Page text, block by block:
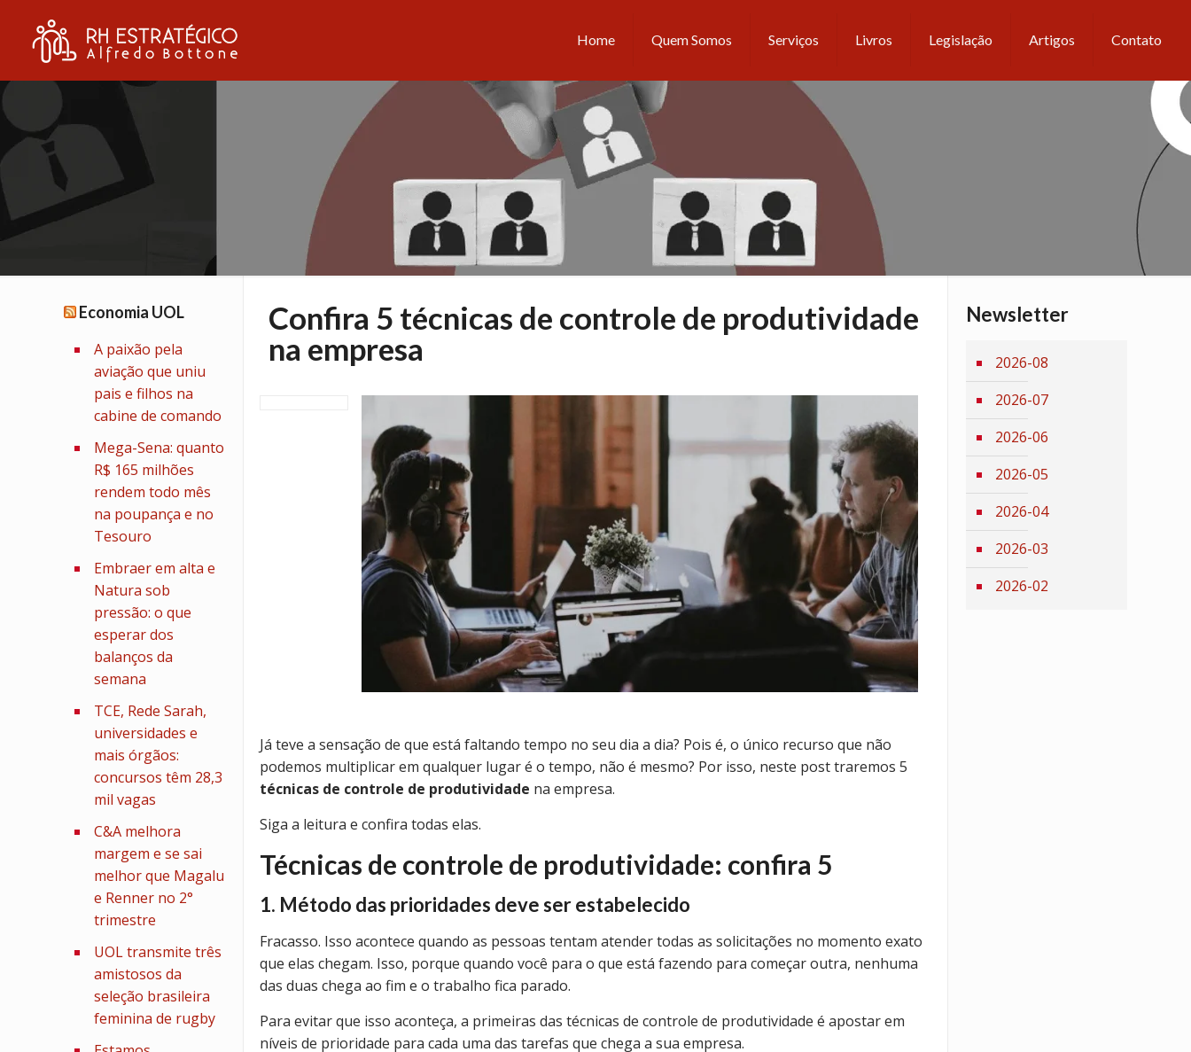
Home Quem Somos Serviços Livros Legislação Artigos Contato
Confira 5 técnicas de controle de produtividade
na empresa
Já teve a sensação de que está faltando tempo no seu dia a dia? Pois é, o único recurso que não
podemos multiplicar em qualquer lugar é o tempo, não é mesmo? Por isso, neste post traremos 5
técnicas de controle de produtividade na empresa.
Siga a leitura e confira todas elas.
Técnicas de controle de produtividade: confira 5
1. Método das prioridades deve ser estabelecido
Fracasso. Isso acontece quando as pessoas tentam atender todas as solicitações no momento exato
que elas chegam. Isso, porque quando você para o que está fazendo para começar outra, nenhuma
das duas chega ao fim e o trabalho fica parado.
Para evitar que isso aconteça, a primeiras das técnicas de controle de produtividade é apostar em
níveis de prioridade para cada uma das tarefas que chega a sua empresa.
Economia UOL
A paixão pela
aviação que uniu
pais e filhos na
cabine de comando
Mega-Sena: quanto
R$ 165 milhões
rendem todo mês
na poupança e no
Tesouro
Embraer em alta e
Natura sob
pressão: o que
esperar dos
balanços da
semana
TCE, Rede Sarah,
universidades e
mais órgãos:
concursos têm 28,3
mil vagas
C&A melhora
margem e se sai
melhor que Magalu
e Renner no 2°
trimestre
UOL transmite três
amistosos da
seleção brasileira
feminina de rugby
Newsletter
2026-08
2026-07
2026-06
2026-05
2026-04
2026-03
2026-02